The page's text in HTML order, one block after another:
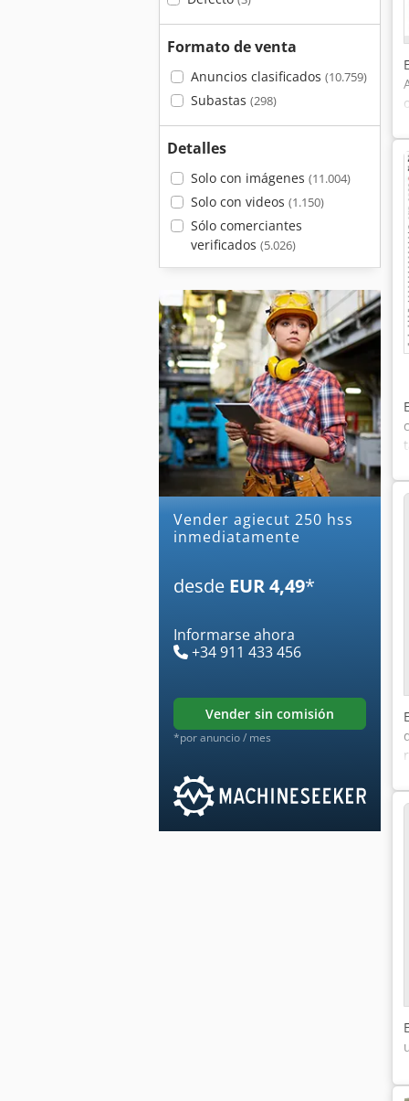
Formato de venta
Anuncios clasificados (10.759)
Subastas (298)
Detalles
Solo con imágenes (11.004)
Solo con videos (1.150)
Sólo comerciantes
verificados (5.026)
Vender agiecut 250 hss
inmediatamente
desde EUR 4,49*
Informarse ahora
+34 911 433 456
vender sin comisión
*por anuncio / mes